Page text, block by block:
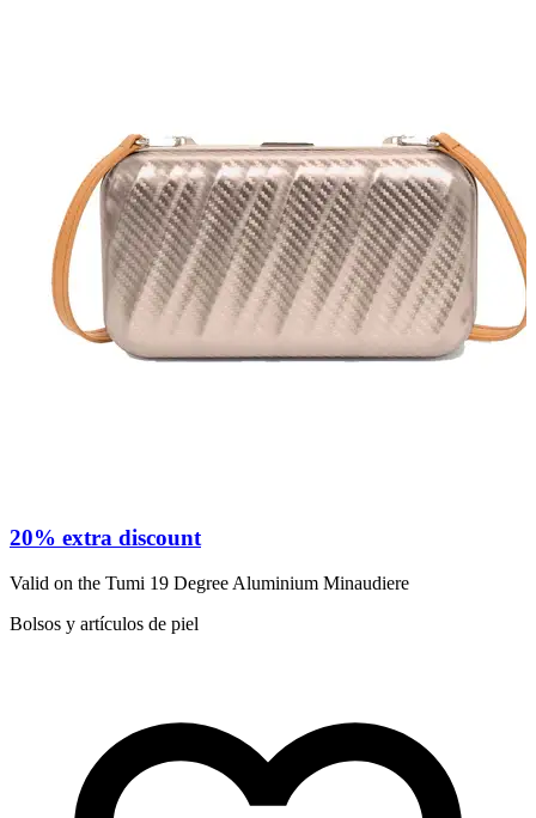
20% extra discount
Valid on the Tumi 19 Degree Aluminium Minaudiere
Bolsos y artículos de piel